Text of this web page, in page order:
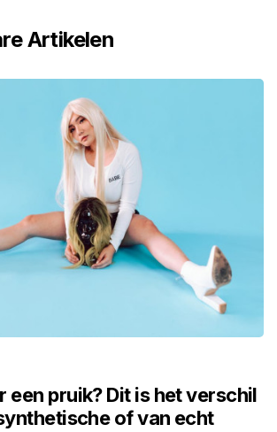
Artikelen
een pruik? Dit is het verschil
of van echt